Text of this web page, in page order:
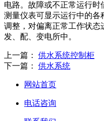
电路。故障或不正常运行
测量仪表可显示运行中的
调整，对偏离正常工作状态
发、配、变电所中。
上一篇： 供水系统控制柜
下一篇： 供水系统
网站首页
电话咨询